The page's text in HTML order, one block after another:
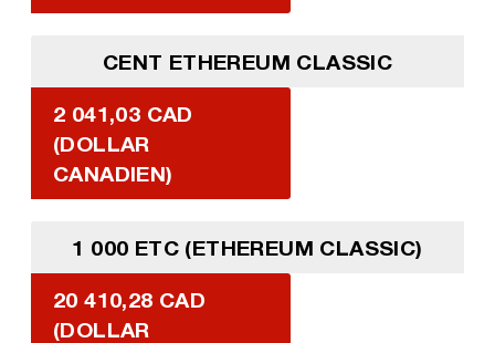
CENT ETHEREUM CLASSIC
2 041,03 CAD
(DOLLAR
CANADIEN)
1 000 ETC (ETHEREUM CLASSIC)
20 410,28 CAD
(DOLLAR